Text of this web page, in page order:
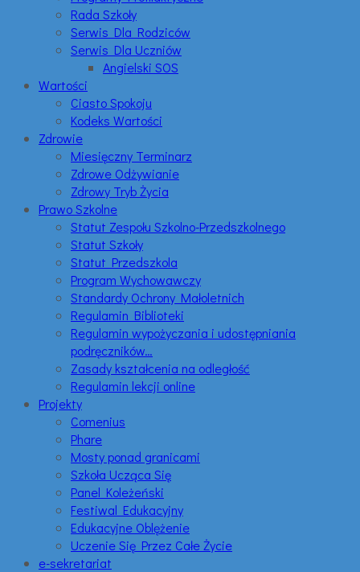
Rada Szkoły
Serwis Dla Rodziców
Serwis Dla Uczniów
Angielski SOS
Wartości
Ciasto Spokoju
Kodeks Wartości
Zdrowie
Miesięczny Terminarz
Zdrowe Odżywianie
Zdrowy Tryb Życia
Prawo Szkolne
Statut Zespołu Szkolno-Przedszkolnego
Statut Szkoły
Statut Przedszkola
Program Wychowawczy
Standardy Ochrony Małoletnich
Regulamin Biblioteki
Regulamin wypożyczania i udostępniania
podręczników…
Zasady kształcenia na odległość
Regulamin lekcji online
Projekty
Comenius
Phare
Mosty ponad granicami
Szkoła Ucząca Się
Panel Koleżeński
Festiwal Edukacyjny
Edukacyjne Oblężenie
Uczenie Się Przez Całe Życie
e-sekretariat